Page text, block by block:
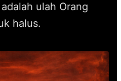
ulah Orang
halus.